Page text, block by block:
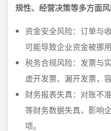
规性、经营决策等多方面风
资金安全风险：订单与
可能导致企业资金被挪
税务合规风险：发票与
虚开发票、漏开发票，
财务报表失真：对账不
等财务数据失真，影响
项。